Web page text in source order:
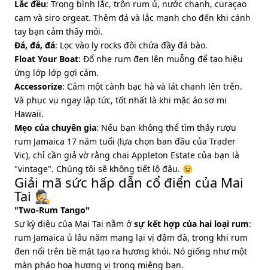
Lắc đều: Trong bình lắc, trộn rum ủ, nước chanh, curaçao
cam và siro orgeat. Thêm đá và lắc mạnh cho đến khi cánh
tay bạn cảm thấy mỏi.
Đá, đá, đá: Lọc vào ly rocks đôi chứa đầy đá bào.
Float Your Boat: Đổ nhẹ rum đen lên muỗng để tạo hiệu
ứng lớp lớp gợi cảm.
Accessorize: Cắm một cành bạc hà và lát chanh lên trên.
Và phục vụ ngay lập tức, tốt nhất là khi mặc áo sơ mi
Hawaii.
Mẹo của chuyên gia: Nếu bạn không thể tìm thấy rượu
rum Jamaica 17 năm tuổi (lựa chọn ban đầu của Trader
Vic), chỉ cần giả vờ rằng chai Appleton Estate của bạn là
"vintage". Chúng tôi sẽ không tiết lộ đâu. 😉
Giải mã sức hấp dẫn cổ điển của Mai
Tai 🕵️
"Two-Rum Tango"
Sự kỳ diệu của Mai Tai nằm ở sự kết hợp của hai loại rum:
rum Jamaica ủ lâu năm mang lại vị đậm đà, trong khi rum
đen nổi trên bề mặt tạo ra hương khói. Nó giống như một
màn pháo hoa hương vị trong miệng bạn.